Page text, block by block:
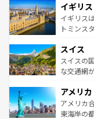
いる。シ
香り高い
らに、パ
れる地方
を参照し
顔を持つ
ルリンの
してライ
は、お酒好
ドイツ情
イギリス
イギリス
トミンス
リアごと
ティー、
戦など、
ンツ一覧
スイス
スイスの
な交通網
の建物が
博物館も
ことがで
アメリカ
アメリカ
東海岸の